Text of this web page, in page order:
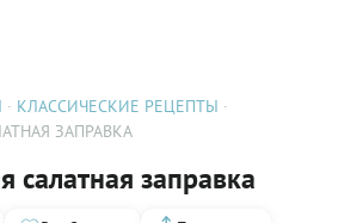
КЛАССИЧЕСКИЕ РЕЦЕПТЫ
ЗАПРАВКА
салатная заправка